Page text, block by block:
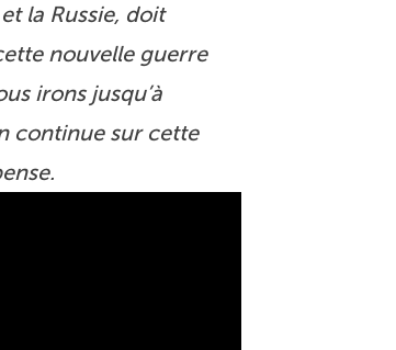
la Russie, doit
nouvelle guerre
irons jusqu’à
continue sur cette